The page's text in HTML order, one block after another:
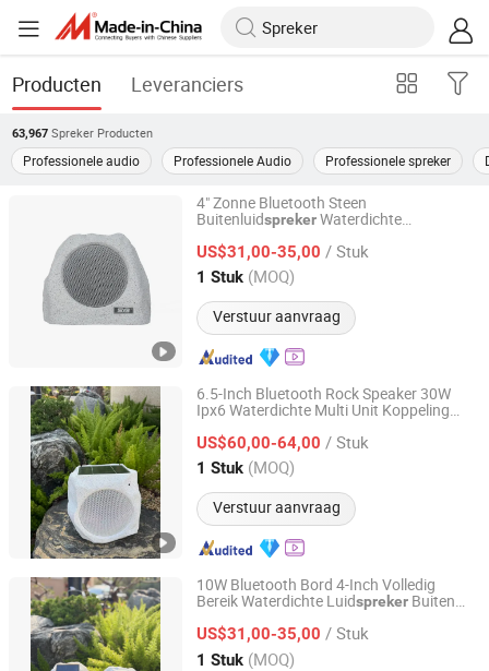
Producten Leveranciers
63,967 Spreker Producten
Professionele audio Professionele Audio Professionele spreker
4" Zonne Bluetooth Steen
BuitenluidsprekerWaterdichte
Verlichting Glanzende Buitenluid
10W Bluetooth Bord Voeding voor Tuin
Kamperen
US$31,00-35,00 / Stuk
1 Stuk (MOQ)
Verstuur aanvraag
Shengyibao Music & Light Technology Co., Ltd.
Guangdong, China Sinds 2026
6.5-Inch Bluetooth Rock Speaker 30W
Ipx6 Waterdichte Multi Unit Koppeling
US$60,00-64,00 / Stuk
1 Stuk (MOQ)
Verstuur aanvraag
Shengyibao Music & Light Technology Co., Ltd.
Guangdong, China Sinds 2026
10W Bluetooth Bord 4-Inch Volledig
Bereik Waterdichte Luidspreker Buiten
US$31,00-35,00 / Stuk
1 Stuk (MOQ)
Shengyibao Music & Light Technology Co., Ltd.
Guangdong, China Sinds 2026